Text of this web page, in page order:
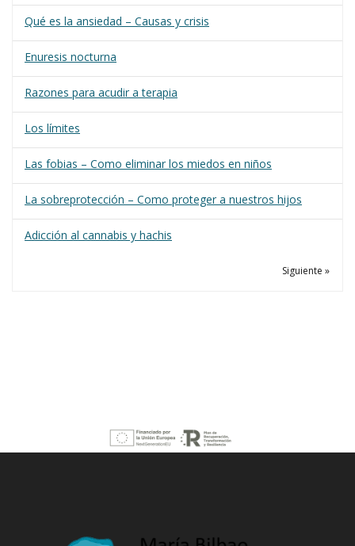
Qué es la ansiedad – Causas y crisis
Enuresis nocturna
Razones para acudir a terapia
Los límites
Las fobias – Como eliminar los miedos en niños
La sobreprotección – Como proteger a nuestros hijos
Adicción al cannabis y hachis
Siguiente »